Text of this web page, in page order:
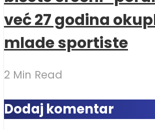
već 27 godina
mlade sportiste
2 Min Read
Dodaj komentar